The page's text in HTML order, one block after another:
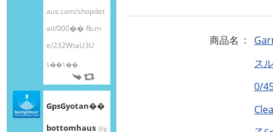
aus.com/shopdet
ail/000��fb.m
e/232WtaU3U
5��1��
GpsGyotan��
bottomhaus @g
商品名 :
ス
0/